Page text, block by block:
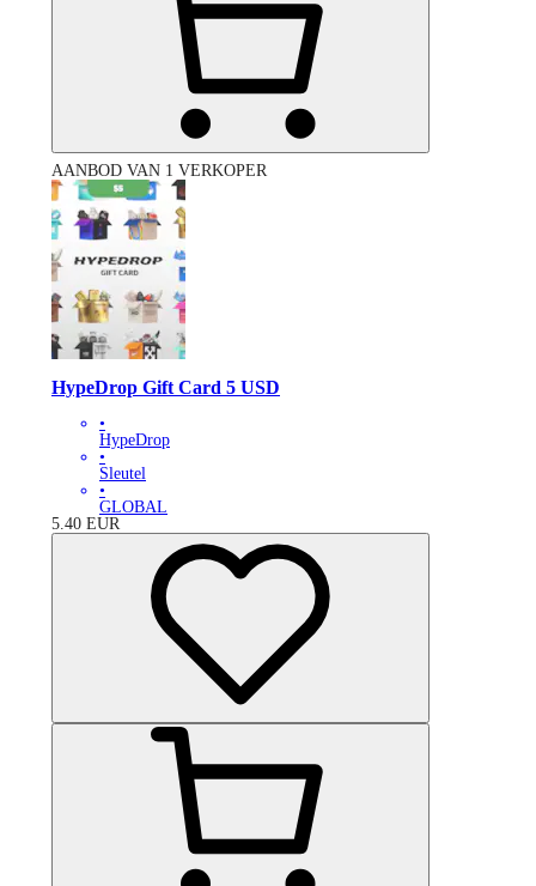
AANBOD VAN 1 VERKOPER
HypeDrop Gift Card 5 USD
•
HypeDrop
•
Sleutel
•
GLOBAL
5.40 EUR